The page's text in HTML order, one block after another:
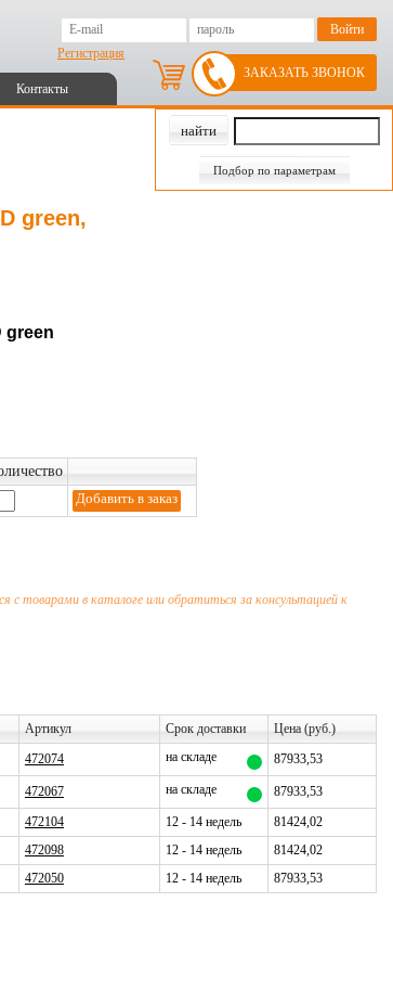
Регистрация
Контакты
ЗАКАЗАТЬ ЗВОНОК
Подбор по параметрам
green,
green
с товарами в каталоге или обратиться за консультацией к
Артикул Срок доставки
Цена (руб.)
472074 на складе 87933,53
472067 на складе
87933,53
472104 12 - 14 недель
81424,02
472098 12 - 14 недель
81424,02
472050 12 - 14 недель 87933,53